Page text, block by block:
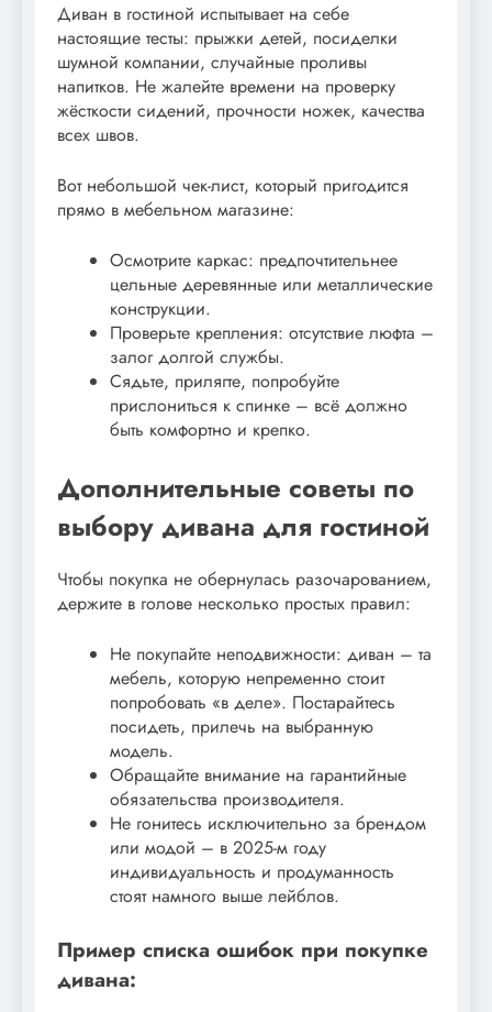
Диван в гостиной испытывает на себе
настоящие тесты: прыжки детей, посиделки
шумной компании, случайные проливы
напитков. Не жалейте времени на проверку
жёсткости сидений, прочности ножек, качества
всех швов.
Вот небольшой чек-лист, который пригодится
прямо в мебельном магазине:
Осмотрите каркас: предпочтительнее
цельные деревянные или металлические
конструкции.
Проверьте крепления: отсутствие люфта –
залог долгой службы.
Сядьте, прилягте, попробуйте
прислониться к спинке – всё должно
быть комфортно и крепко.
Дополнительные советы по
выбору дивана для гостиной
Чтобы покупка не обернулась разочарованием,
держите в голове несколько простых правил:
Не покупайте неподвижности: диван – та
мебель, которую непременно стоит
попробовать «в деле». Постарайтесь
посидеть, прилечь на выбранную
модель.
Обращайте внимание на гарантийные
обязательства производителя.
Не гонитесь исключительно за брендом
или модой – в 2025-м году
индивидуальность и продуманность
стоят намного выше лейблов.
Пример списка ошибок при покупке
дивана: